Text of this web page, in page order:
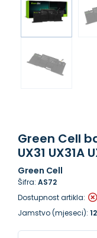
Green Cell
UX31 UX31A
Green Cell
Šifra: AS72
Dostupnost artikla:
Jamstvo (mjeseci): 12